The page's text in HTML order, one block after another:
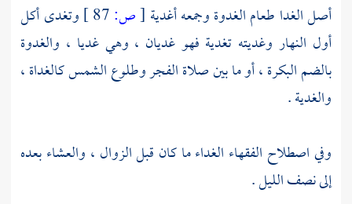
أصل الغدا طعام الغدوة وجمعه أغدية [ص:
وتغدى أكل
أول النهار وغديته تغدية فهو غديان ، وهي غديا ، والغدوة
بالضم البكرة ، أو ما بين صلاة الفجر وطلوع الشمس كالغداة ،
والغدية .
وفي اصطلاح الفقهاء الغداء ما كان قبل الزوال ، والعشاء بعده
إلى نصف الليل .